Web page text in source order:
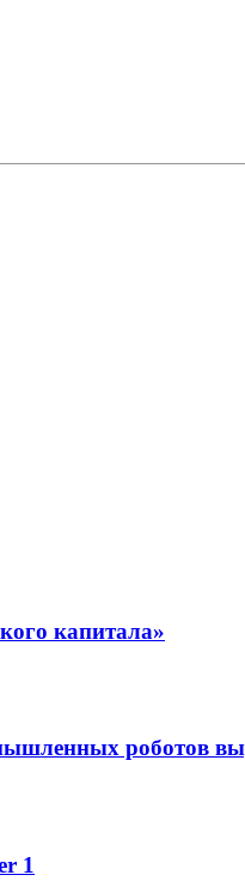
капитала»
роботов
1